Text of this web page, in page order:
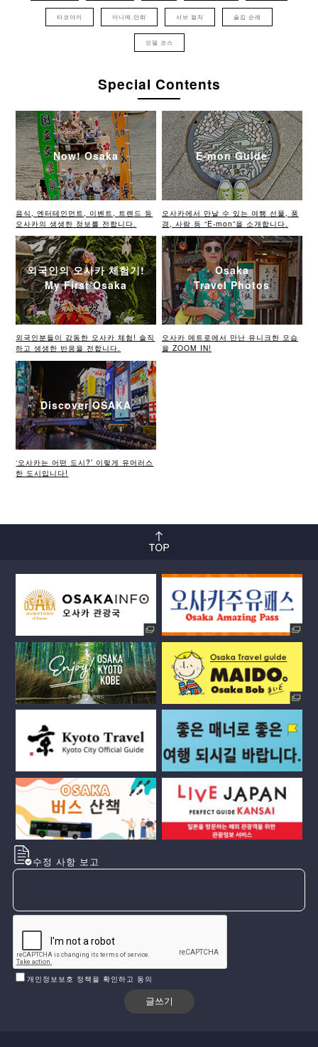
타코야끼 아니메,만화 서브 컬처 술집 순례
모델 코스
Special Contents
Now! Osaka
음식, 엔터테인먼트, 이벤트, 트렌드 등
오사카의 생생한 정보를 전합니다.
E-mon Guide
오사카에서 만날 수 있는 여행 선물, 풍
경, 사람 등 “E-mon”을 소개합니다.
외국인의 오사카 체험기!
My First Osaka
외국인분들이 감동한 오사카 체험! 솔직
하고 생생한 반응을 전합니다.
Osaka
Travel Photos
오사카 메트로에서 만난 유니크한 모습
을 ZOOM IN!
Discover OSAKA
‘오사카는 어떤 도시?’ 이렇게 유머러스
한 도시입니다!
수정 사항 보고
개인정보보호 정책을 확인하고 동의